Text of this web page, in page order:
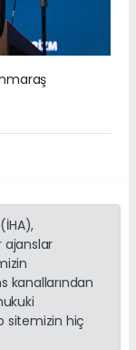
ajanslar
kanallarından
sitemizin hiç